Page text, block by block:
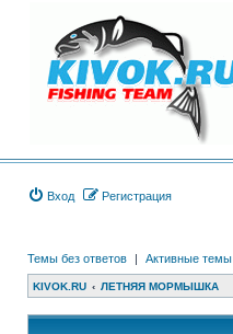
Вход Регистрация
Темы без ответов | Активные темы
KIVOK.RU ЛЕТНЯЯ МОРМЫШКА